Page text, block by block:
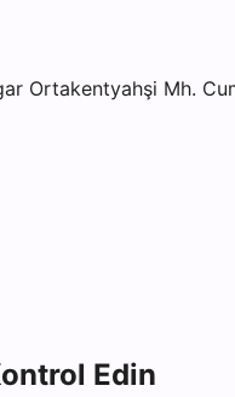
Ortakentyahşi Mh.
Edin